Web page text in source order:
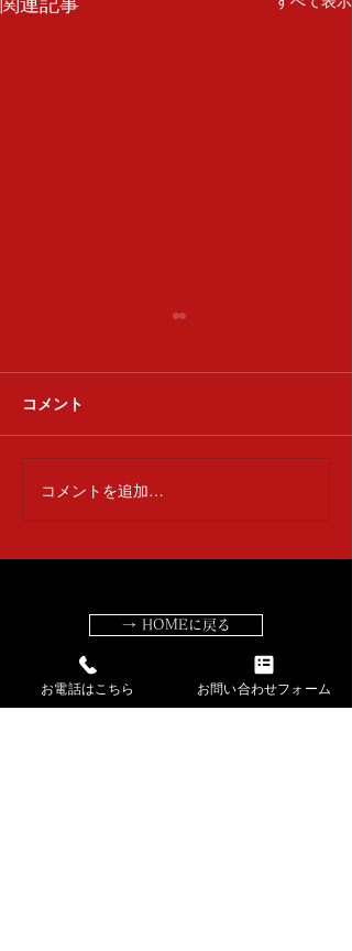
達喜会 下浚い
コメント
コメントを追加…
→ HOMEに戻る
お電話はこちら お問い合わせフォーム